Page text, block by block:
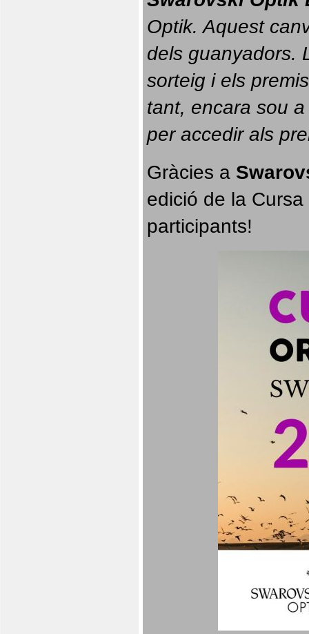
Optik. Aquest
dels guanyadors.
sorteig i els
tant, encara sou
per accedir als
Gràcies a
edició de la
participants!